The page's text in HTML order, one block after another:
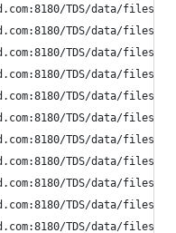
TDS/data/files/p9/
TDS/data/files/p9/
TDS/data/files/p9/
TDS/data/files/p9/
TDS/data/files/p9/
TDS/data/files/p9/
TDS/data/files/p9/
TDS/data/files/p9/
TDS/data/files/p9/
TDS/data/files/
TDS/data/files/